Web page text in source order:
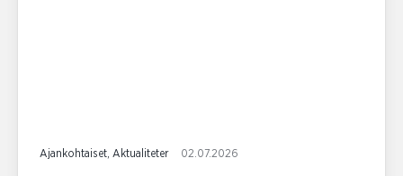
Ajankohtaiset, Aktualiteter 02.07.2026